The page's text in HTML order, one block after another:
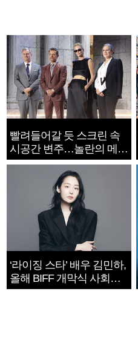
빨려들어갈 듯 스크린 속
시공간 변주…놀란의 메시
지는 ‘전쟁 속죄’
‘라이징 스타’ 배우 김민하,
올해 BIFF 개막식 사회자
확정